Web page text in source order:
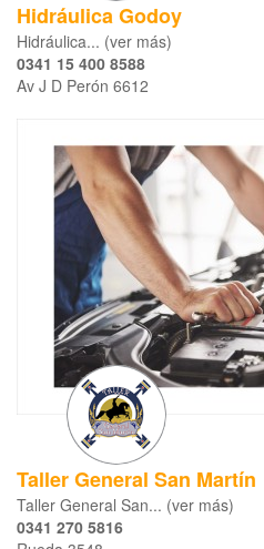
Hidráulica Godoy
Hidráulica... (ver más)
0341 15 400 8588
Av J D Perón 6612
Taller General San Martín
Taller General San... (ver más)
0341 270 5816